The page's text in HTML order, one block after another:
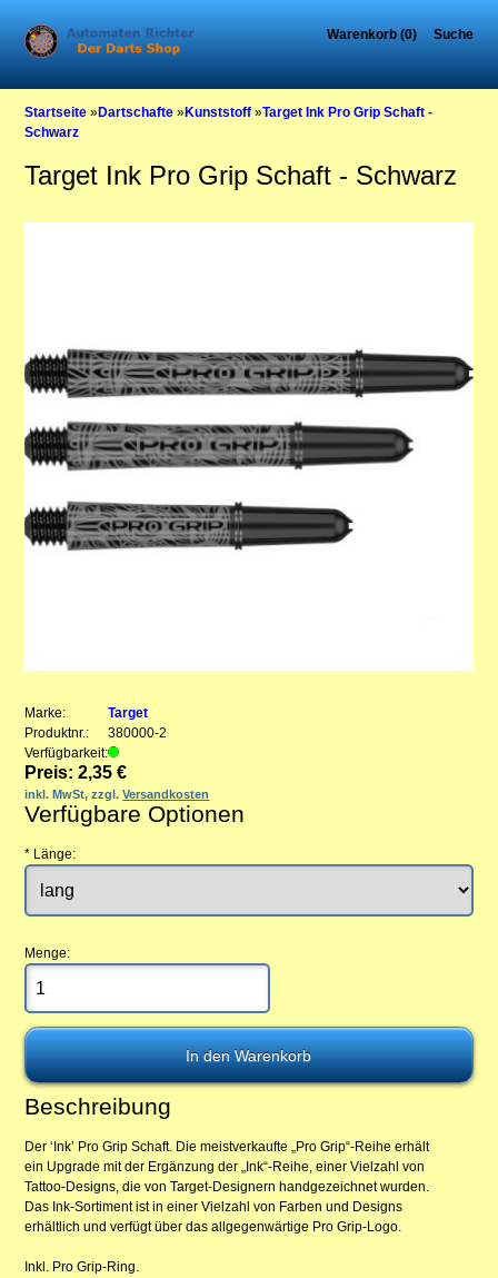
Warenkorb (0) Suche
Startseite »Dartschafte »Kunststoff »Target Ink Pro Grip Schaft -
Schwarz
Target Ink Pro Grip Schaft - Schwarz
Marke:
Target
Produktnr.:
380000-2
Verfügbarkeit:
Preis: 2,35 €
inkl. MwSt, zzgl.Versandkosten
Verfügbare Optionen
* Länge:
Menge:
Beschreibung
Der ‘Ink’ Pro Grip Schaft. Die meistverkaufte „Pro Grip“-Reihe erhält
ein Upgrade mit der Ergänzung der „Ink“-Reihe, einer Vielzahl von
Tattoo-Designs, die von Target-Designern handgezeichnet wurden.
Das Ink-Sortiment ist in einer Vielzahl von Farben und Designs
erhältlich und verfügt über das allgegenwärtige Pro Grip-Logo.
Inkl. Pro Grip-Ring.